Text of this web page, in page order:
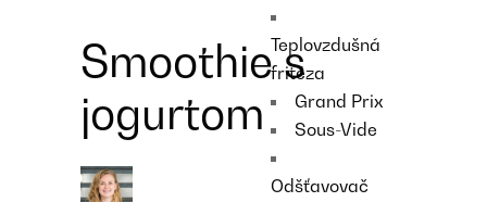
Teplovzdušná
fritéza
Grand Prix
Sous-Vide
Odšťavovač
Smoothie s
jogurtom